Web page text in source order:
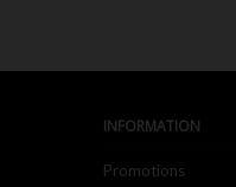
INFORMATION
Promotions